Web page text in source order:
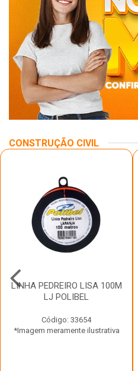
CONSTRUÇÃO CIVIL
LINHA PEDREIRO LISA 100M
LJ POLIBEL
Código: 33654
*Imagem meramente ilustrativa